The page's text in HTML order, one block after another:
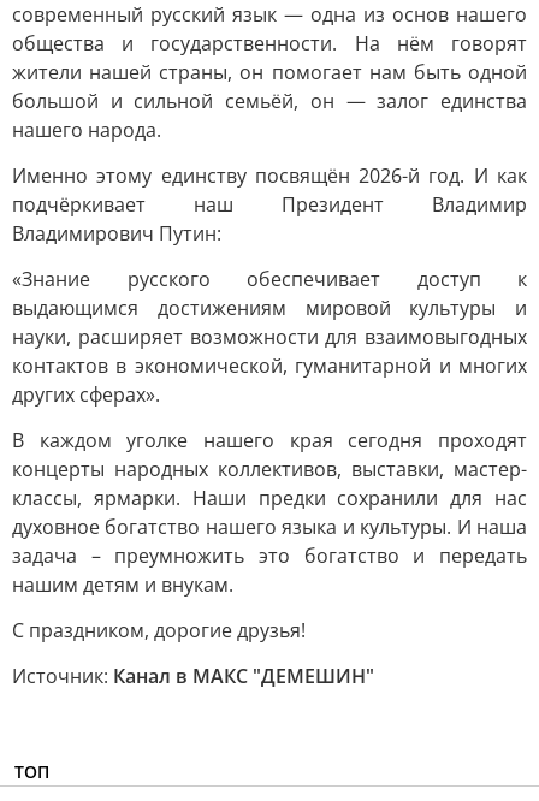
современный русский язык — одна из основ нашего
общества и государственности. На нём говорят
жители нашей страны, он помогает нам быть одной
большой и сильной семьёй, он — залог единства
нашего народа.
Именно этому единству посвящён 2026-й год. И как
подчёркивает наш Президент Владимир
Владимирович Путин:
«Знание русского обеспечивает доступ к
выдающимся достижениям мировой культуры и
науки, расширяет возможности для взаимовыгодных
контактов в экономической, гуманитарной и многих
других сферах».
В каждом уголке нашего края сегодня проходят
концерты народных коллективов, выставки, мастер-
классы, ярмарки. Наши предки сохранили для нас
духовное богатство нашего языка и культуры. И наша
задача – преумножить это богатство и передать
нашим детям и внукам.
С праздником, дорогие друзья!
Источник: Канал в МАКС "ДЕМЕШИН"
ТОП